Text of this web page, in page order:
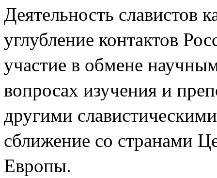
Деятельность славистов
углубление контактов
участие в обмене
вопросах изучения и
другими
сближение со странами
Европы.